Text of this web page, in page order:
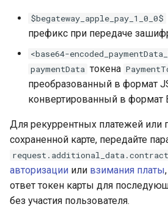
$begateway_apple_pay_1_0_0$
префикс при передаче
<base64-
paymentData токена
преобразованный в формат
конвертированный в формат
Для рекуррентных платежей или
сохраненной карте, передайте
request.additional_data.contract
авторизации или взимания платы
ответ токен карты для
без участия пользователя.